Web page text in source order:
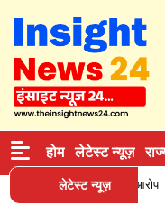
होम लेटेस्ट न्यूज़
लेटेस्ट न्यूज़
परिजनों ने लगाए गंभीर आरोप |